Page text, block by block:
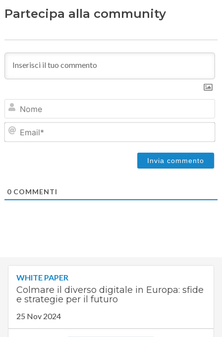
Partecipa alla community
0COMMENTI
WHITE PAPER
Colmare il diverso digitale in Europa: sfide
e strategie per il futuro
25 Nov 2024